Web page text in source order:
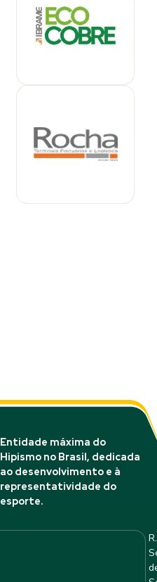
Entidade máxima do
Hipismo no Brasil, dedicada
ao desenvolvimento e à
representatividade do
esporte.
R.